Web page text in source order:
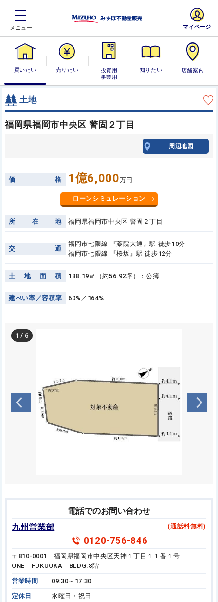
買いたい 売りたい
投資用・事業
用
知りたい 店舗案内
マイページ
土地
福岡県福岡市中央区 警固２丁目
周辺地図
価 格 1億6,000万円
ローンシミュレーション
所 在 地 福岡県福岡市中央区 警固２丁目
交 通
福岡市七隈線 『薬院大通』駅 徒歩10分
福岡市七隈線 『桜坂』駅 徒歩12分
土 地 面 積 188.19㎡（約56.92坪）：公簿
建ぺい率 ／容積率 60%／164%
1 / 6
電話でのお問い合わせ
九州営業部
(通話料無料)
0120-756-846
〒810-0001 福岡県福岡市中央区天神１丁目１１番１号
ONE FUKUOKA BLDG.8階
営業時間 09:30～17:30
定休日 水曜日・祝日